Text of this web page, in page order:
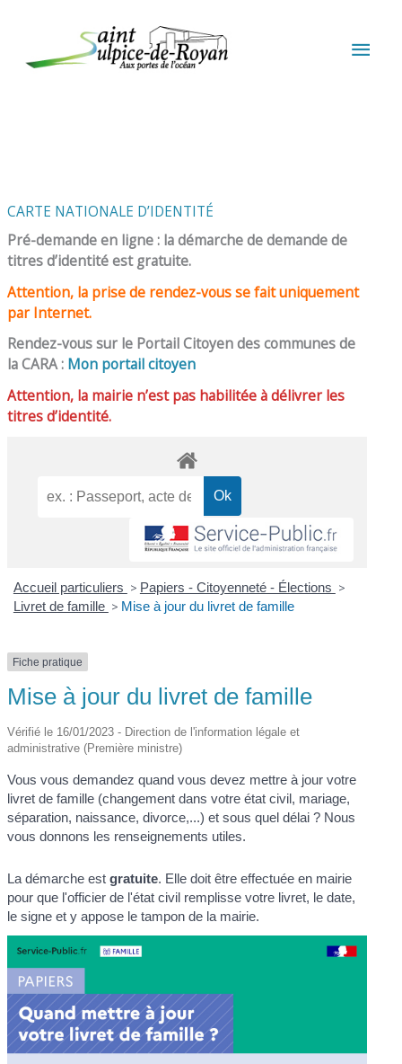
CARTE NATIONALE D’IDENTITÉ
Pré-demande en ligne : la démarche de demande de
titres d’identité est gratuite.
Attention, la prise de rendez-vous se fait uniquement
par Internet.
Rendez-vous sur le Portail Citoyen des communes de
la CARA : Mon portail citoyen
Attention, la mairie n’est pas habilitée à délivrer les
titres d’identité.
Accueil particuliers > Papiers - Citoyenneté - Élections >
Livret de famille > Mise à jour du livret de famille
Fiche pratique
Mise à jour du livret de famille
Vérifié le 16/01/2023 - Direction de l'information légale et
administrative (Première ministre)
Vous vous demandez quand vous devez mettre à jour votre
livret de famille (changement dans votre état civil, mariage,
séparation, naissance, divorce,...) et sous quel délai ? Nous
vous donnons les renseignements utiles.
La démarche estgratuite. Elle doit être effectuée en mairie
pour que l'officier de l'état civil remplisse votre livret, le date,
le signe et y appose le tampon de la mairie.